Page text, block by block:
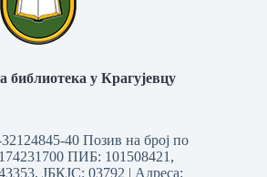
библиотека у Крагујевцу
40 Позив на број по
ПИБ: 101508421,
ЈБКЈС: 03792 | Aдреса: